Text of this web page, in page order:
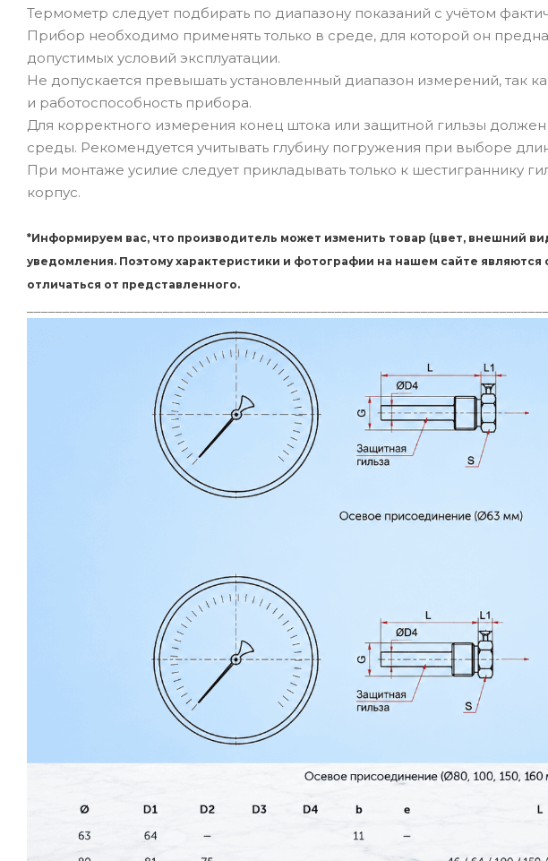
Термометр следует подбирать по диапазону показаний с учётом
Прибор необходимо применять только в среде, для которой он
допустимых условий эксплуатации.
Не допускается превышать установленный диапазон измерений, так
и работоспособность прибора.
Для корректного измерения конец штока или защитной гильзы должен
среды. Рекомендуется учитывать глубину погружения при выборе
При монтаже усилие следует прикладывать только к шестиграннику
корпус.
*Информируем вас, что производитель может изменить товар (цвет, внешний
уведомления. Поэтому характеристики и фотографии на нашем сайте
отличаться от представленного.